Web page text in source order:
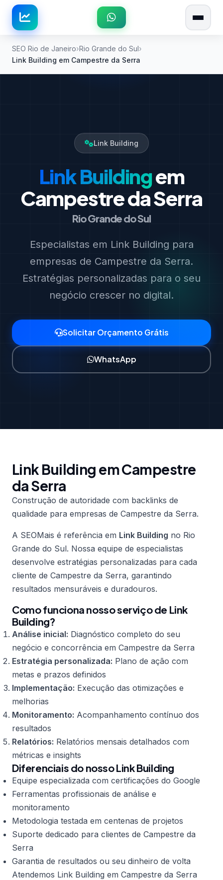
SEO Rio de Janeiro Rio Grande do Sul
Link Building em Campestre da Serra
Link Building
Link Buildingem
Campestre da Serra
Rio Grande do Sul
Especialistas em Link Building para
empresas de Campestre da Serra.
Estratégias personalizadas para o seu
negócio crescer no digital.
Solicitar Orçamento Grátis
WhatsApp
Link Building em Campestre
da Serra
Construção de autoridade com backlinks de
qualidade para empresas de Campestre da Serra.
A SEOMais é referência em Link Building no Rio
Grande do Sul. Nossa equipe de especialistas
desenvolve estratégias personalizadas para cada
cliente de Campestre da Serra, garantindo
resultados mensuráveis e duradouros.
Como funciona nosso serviço de Link
Building?
Análise inicial: Diagnóstico completo do seu
negócio e concorrência em Campestre da Serra
Estratégia personalizada: Plano de ação com
metas e prazos definidos
Implementação: Execução das otimizações e
melhorias
Monitoramento: Acompanhamento contínuo dos
resultados
Relatórios: Relatórios mensais detalhados com
métricas e insights
Diferenciais do nosso Link Building
Equipe especializada com certificações do Google
Ferramentas profissionais de análise e
monitoramento
Metodologia testada em centenas de projetos
Suporte dedicado para clientes de Campestre da
Serra
Garantia de resultados ou seu dinheiro de volta
Atendemos Link Building em Campestre da Serra